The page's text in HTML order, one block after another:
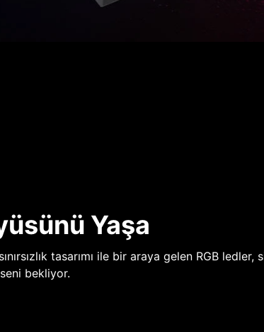
Yaşa
tasarımı ile bir araya gelen RGB ledler,
bekliyor.